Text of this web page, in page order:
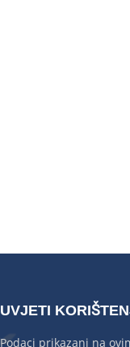
UVJETI
Podaci prikazani na